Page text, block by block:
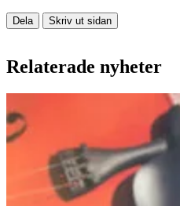
Dela Skriv ut sidan
Relaterade nyheter